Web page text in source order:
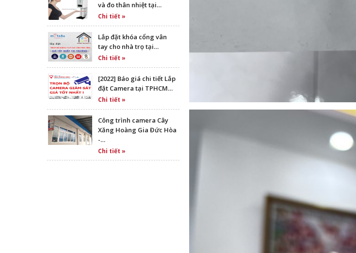
và đo thân nhiệt tại…
Chi tiết »
Lắp đặt khóa cổng vân
tay cho nhà trọ tại…
Chi tiết »
[2022] Báo giá chi tiết Lắp
đặt Camera tại TPHCM…
Chi tiết »
Công trình camera Cây
Xăng Hoàng Gia Đức Hòa
-…
Chi tiết »